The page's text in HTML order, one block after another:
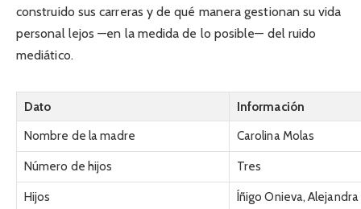
construido sus carreras y de qué manera gestionan su vida
personal lejos —en la medida de lo posible— del ruido
mediático.
Dato
Información
Nombre de la madre
Carolina Molas
Número de hijos
Tres
Hijos
Íñigo Onieva,